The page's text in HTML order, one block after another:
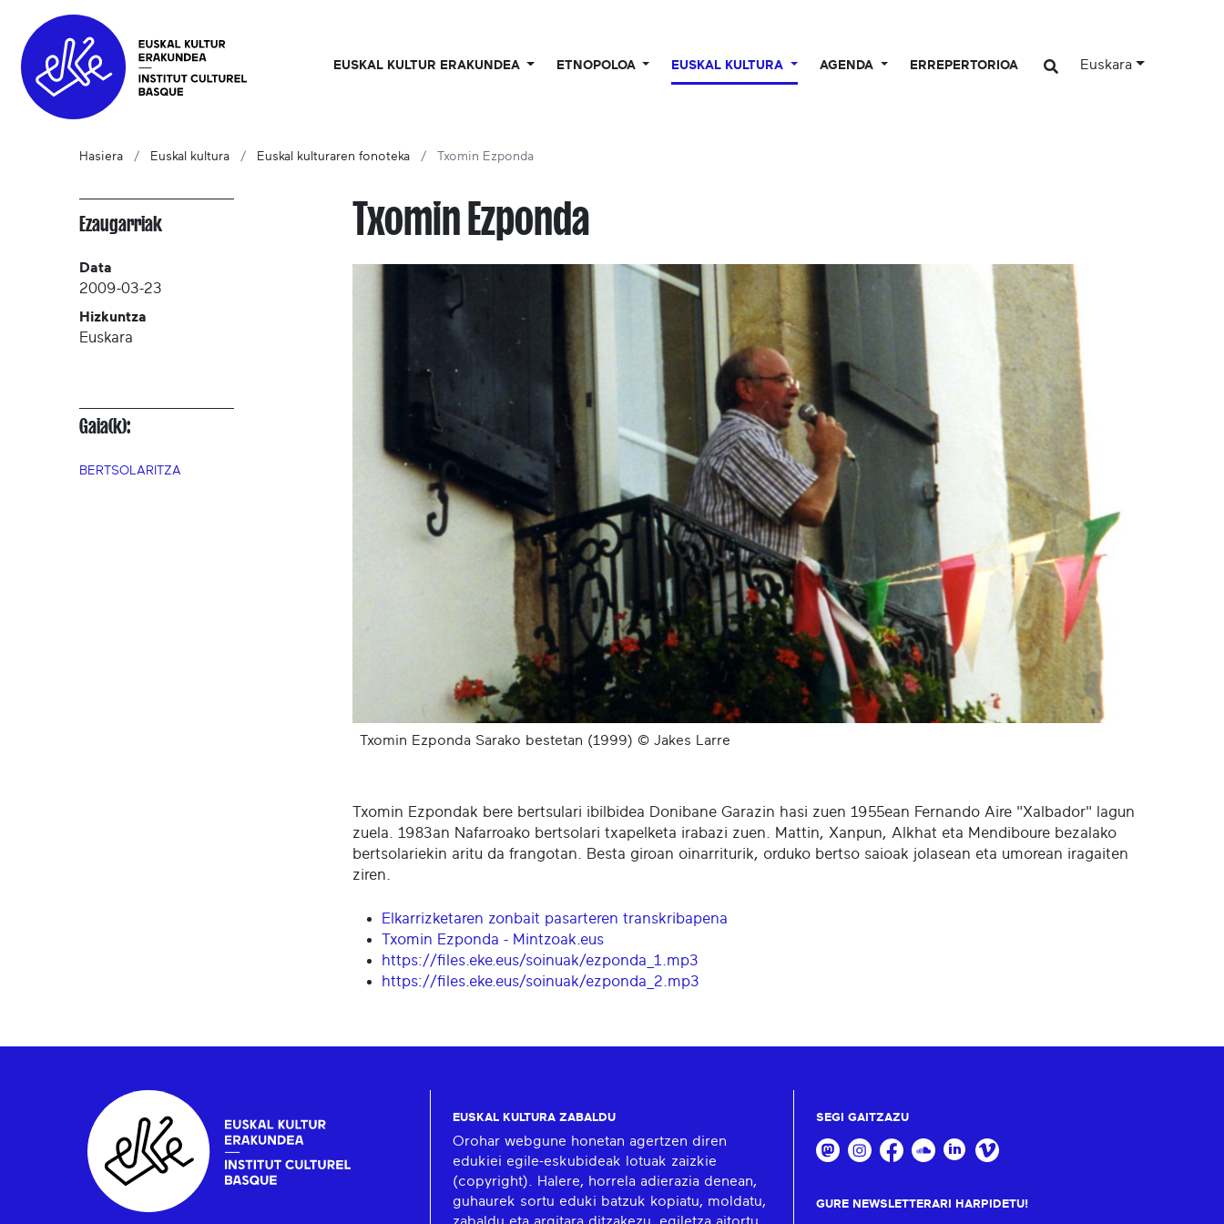
EUSKAL KULTUR ERAKUNDEA ETNOPOLOA EUSKAL KULTURA AGENDA ERREPERTORIOA Euskara
Hasiera Euskal kultura Euskal kulturaren fonoteka Txomin Ezponda
Ezaugarriak
Data
2009-03-23
Hizkuntza
Euskara
Gaia(k):
BERTSOLARITZA
Txomin Ezponda
Txomin Ezponda Sarako bestetan (1999) © Jakes Larre
Txomin Ezpondak bere bertsulari ibilbidea Donibane Garazin hasi zuen 1955ean Fernando Aire "Xalbador" lagun
zuela. 1983an Nafarroako bertsolari txapelketa irabazi zuen. Mattin, Xanpun, Alkhat eta Mendiboure bezalako
bertsolariekin aritu da frangotan. Besta giroan oinarriturik, orduko bertso saioak jolasean eta umorean iragaiten
ziren.
Elkarrizketaren zonbait pasarteren transkribapena
Txomin Ezponda - Mintzoak.eus
https://files.eke.eus/soinuak/ezponda_1.mp3
https://files.eke.eus/soinuak/ezponda_2.mp3
EUSKAL KULTURA ZABALDU
Orohar webgune honetan agertzen diren
edukiei egile-eskubideak lotuak zaizkie
(copyright). Halere, horrela adierazia denean,
guhaurek sortu eduki batzuk kopiatu, moldatu,
zabaldu eta argitara ditzakezu, egiletza aitortu
SEGI GAITZAZU
GURE NEWSLETTERARI HARPIDETU!